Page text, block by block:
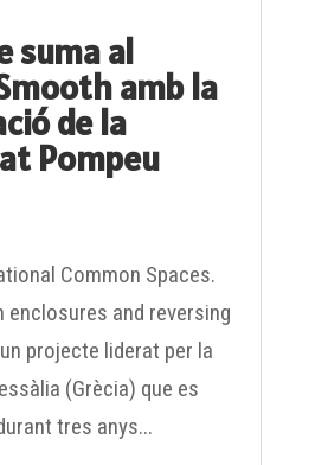
suma al
amb la
de la
Pompeu
Common Spaces.
and reversing
projecte liderat per la
(Grècia) que es
tres anys...